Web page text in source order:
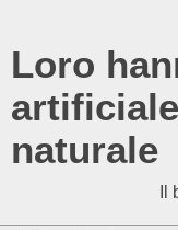
Loro
naturale